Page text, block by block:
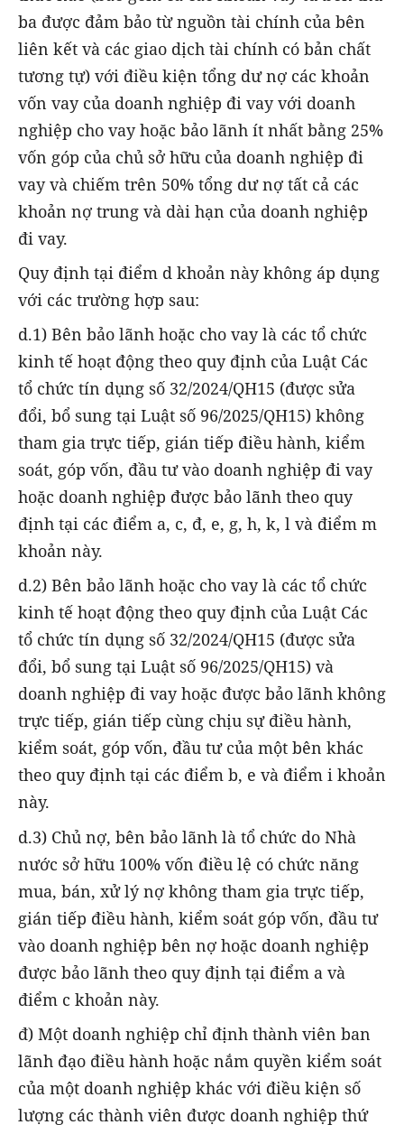
ba được đảm bảo từ nguồn tài chính của bên
liên kết và các giao dịch tài chính có bản chất
tương tự) với điều kiện tổng dư nợ các khoản
vốn vay của doanh nghiệp đi vay với doanh
nghiệp cho vay hoặc bảo lãnh ít nhất bằng 25%
vốn góp của chủ sở hữu của doanh nghiệp đi
vay và chiếm trên 50% tổng dư nợ tất cả các
khoản nợ trung và dài hạn của doanh nghiệp
đi vay.
Quy định tại điểm d khoản này không áp dụng
với các trường hợp sau:
d.1) Bên bảo lãnh hoặc cho vay là các tổ chức
kinh tế hoạt động theo quy định của Luật Các
tổ chức tín dụng số 32/2024/QH15 (được sửa
đổi, bổ sung tại Luật số 96/2025/QH15) không
tham gia trực tiếp, gián tiếp điều hành, kiểm
soát, góp vốn, đầu tư vào doanh nghiệp đi vay
hoặc doanh nghiệp được bảo lãnh theo quy
định tại các điểm a, c, đ, e, g, h, k, l và điểm m
khoản này.
d.2) Bên bảo lãnh hoặc cho vay là các tổ chức
kinh tế hoạt động theo quy định của Luật Các
tổ chức tín dụng số 32/2024/QH15 (được sửa
đổi, bổ sung tại Luật số 96/2025/QH15) và
doanh nghiệp đi vay hoặc được bảo lãnh không
trực tiếp, gián tiếp cùng chịu sự điều hành,
kiểm soát, góp vốn, đầu tư của một bên khác
theo quy định tại các điểm b, e và điểm i khoản
này.
d.3) Chủ nợ, bên bảo lãnh là tổ chức do Nhà
nước sở hữu 100% vốn điều lệ có chức năng
mua, bán, xử lý nợ không tham gia trực tiếp,
gián tiếp điều hành, kiểm soát góp vốn, đầu tư
vào doanh nghiệp bên nợ hoặc doanh nghiệp
được bảo lãnh theo quy định tại điểm a và
điểm c khoản này.
đ) Một doanh nghiệp chỉ định thành viên ban
lãnh đạo điều hành hoặc nắm quyền kiểm soát
của một doanh nghiệp khác với điều kiện số
lượng các thành viên được doanh nghiệp thứ